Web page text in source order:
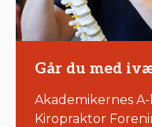
Går du med
Akademikernes A-
Kiropraktor